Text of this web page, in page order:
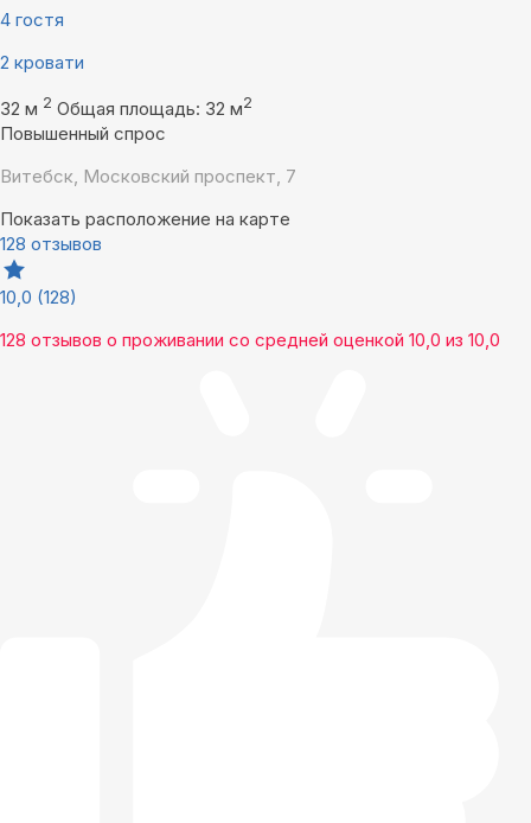
4 гостя
2 кровати
32 м 2 Общая площадь: 32 м2
Повышенный спрос
Витебск, Московский проспект, 7
Показать расположение на карте
128 отзывов
10,0 (128)
128 отзывов о проживании со средней оценкой 10,0 из 10,0